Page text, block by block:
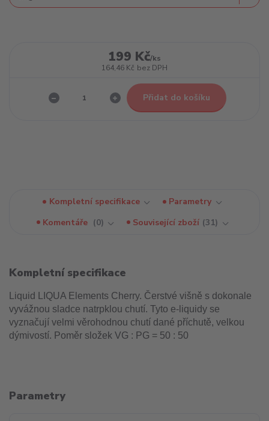
199 Kč/ks
164,46 Kč bez DPH
Přidat do košíku
Kompletní specifikace
Parametry
Komentáře
0 Související zboží 31
Kompletní specifikace
Liquid LIQUA Elements Cherry. Čerstvé višně s dokonale
vyvážnou sladce natrpklou chutí. Tyto e-liquidy se
vyznačují velmi věrohodnou chutí dané příchutě, velkou
dýmivostí. Poměr složek VG : PG = 50 : 50
Parametry